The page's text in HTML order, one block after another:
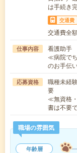
は手続き
交通費
交通費全
仕事内容
看護助手
≪病院で
のお手伝
応募資格
職種未経
要
≪無資格
書は不要
職場の雰囲気
年齢層